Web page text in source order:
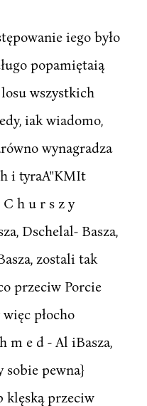
iego było
popamiętaią
wszystkich
iak wiadomo,
wynagradza
i tyraA''KMIt
h u r s z y
Dschelal- Basza,
zostali tak
przeciw Porcie
płocho
m e d - Al iBasza,
sobie pewna}
klęską przeciw